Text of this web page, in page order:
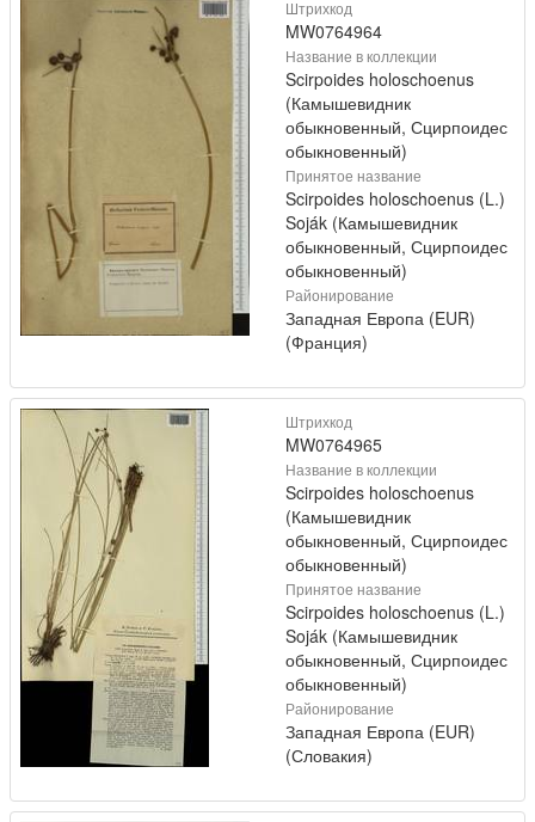
Штрихкод
MW0764964
Название в коллекции
Scirpoides holoschoenus
(Камышевидник
обыкновенный, Сцирпоидес
обыкновенный)
Принятое название
Scirpoides holoschoenus (L.)
Soják (Камышевидник
обыкновенный, Сцирпоидес
обыкновенный)
Районирование
Западная Европа (EUR)
(Франция)
Штрихкод
MW0764965
Название в коллекции
Scirpoides holoschoenus
(Камышевидник
обыкновенный, Сцирпоидес
обыкновенный)
Принятое название
Scirpoides holoschoenus (L.)
Soják (Камышевидник
обыкновенный, Сцирпоидес
обыкновенный)
Районирование
Западная Европа (EUR)
(Словакия)